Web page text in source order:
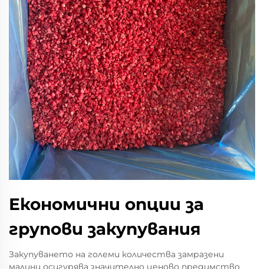
Економични опции за
групови закупувания
Закупуването на големи количества замразени
малини осигурява значително ценово предимство